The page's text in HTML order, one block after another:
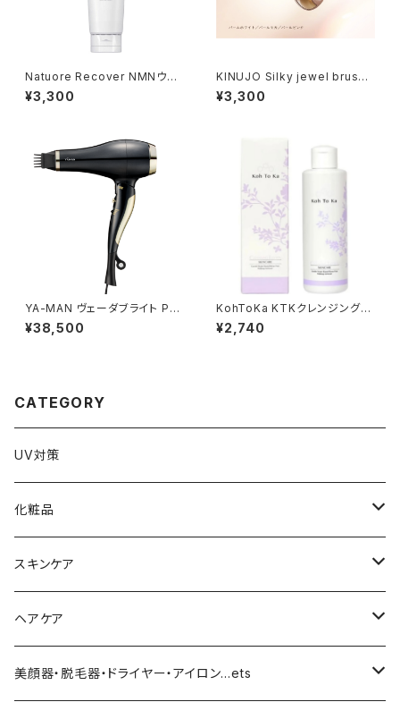
Natuore Recover NMNウォ
ームピールウォッシュ 120g
¥3,300
KINUJO Silky jewel brush
（シルキー ジュエルブラシ）
¥3,300
YA-MAN ヴェーダブライト PL
US BS for Salon ヘアドライヤ
ー（1250W）
¥38,500
KohToKa KTKクレンジングロ
ーション
¥2,740
CATEGORY
UV対策
化粧品
化粧下地
ファンデーション／パウダー
クッションファンデーション
マスカラ／眉毛／アイシャドー
スキンケア
導入化粧水／化粧水
美容液／アイクリーム
ヘアケア
ヘアシャンプー／トリートメント
美顔器・脱毛器・ドライヤー・アイロン…ets